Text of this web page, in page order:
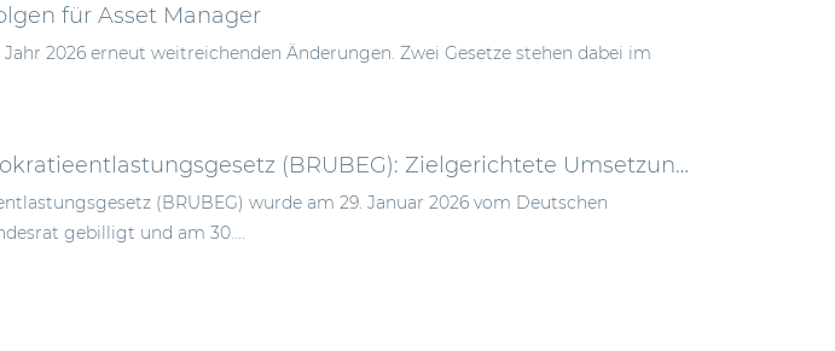
für Asset Manager
2026 erneut weitreichenden Änderungen. Zwei Gesetze stehen dabei im
Bankenrichtlinienumsetzungs- und Bürokratieentlastungsgesetz (BRUBEG): Zielgerichtete Umsetzung des EU-Bankenpakets in Deutschland
(BRUBEG) wurde am 29. Januar 2026 vom Deutschen
gebilligt und am 30....